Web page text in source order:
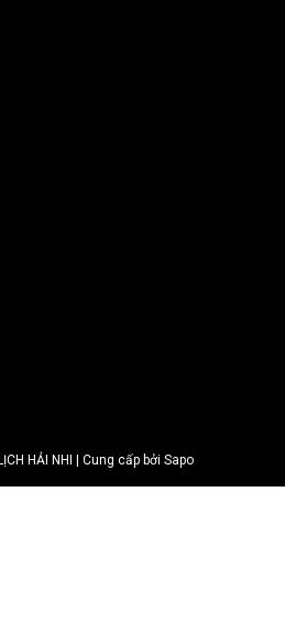
HẢI NHI | Cung cấp bởi Sapo